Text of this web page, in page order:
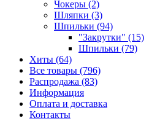
Чокеры (2)
Шляпки (3)
Шпильки (94)
"Закрутки" (15)
Шпильки (79)
Хиты (64)
Все товары (796)
Распродажа (83)
Информация
Оплата и доставка
Контакты